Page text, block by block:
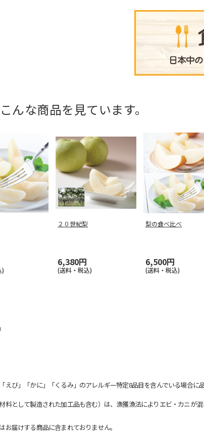
んな商品を見ています。
)
２０世紀梨
6,380円
(送料・税込)
梨の食べ比べ
6,500円
(送料・税込)
び」「かに」「くるみ」のアレルギー特定8品目を含んでいる場合に
として製造された加工品も含む）は、漁獲漁法によりエビ・カニが
届けする商品に含まれておりません。